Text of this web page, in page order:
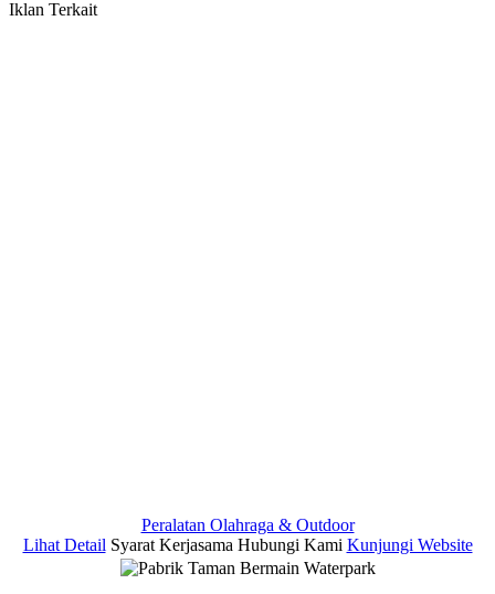
Iklan Terkait
Peralatan Olahraga & Outdoor
Lihat Detail Syarat Kerjasama Hubungi Kami Kunjungi Website